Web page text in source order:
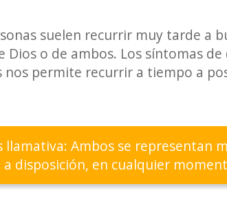
suelen recurrir muy tarde a
o de ambos. Los síntomas
permite recurrir a tiempo a
Ambos se representan
disposición, en cualquier